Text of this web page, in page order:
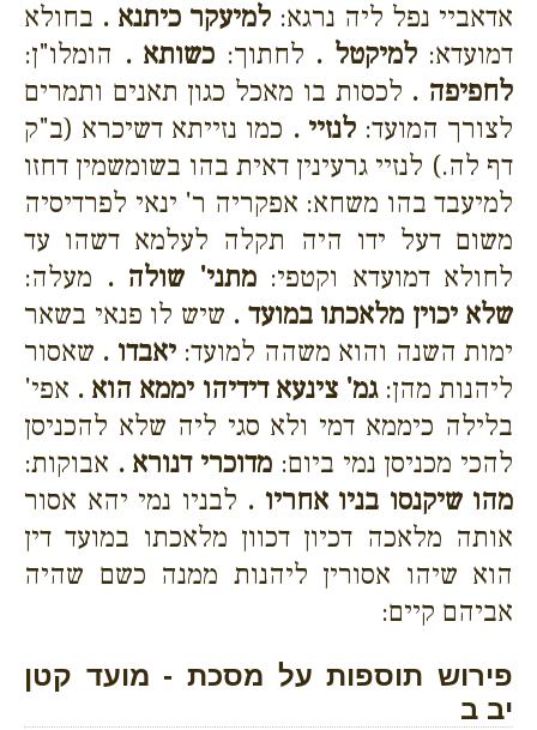
אדאביי נפל ליה נרגא: למיעקר כיתנא . בחולא
דמועדא:למיקטל . לחתוך: כשותא . הומלו"ן:
לחפיפה . לכסות בו מאכל כגון תאנים ותמרים
לצורך המועד:לנזיי . כמו נזייתא דשיכרא (ב"ק
דף לה.) לנזיי גרעינין דאית בהו בשומשמין דחזו
למיעבד בהו משחא: אפקריה ר' ינאי לפרדיסיה
משום דעל ידו היה תקלה לעלמא דשהו עד
לחולא דמועדא וקטפי:מתני' שולה . מעלה:
שלא יכוין מלאכתו במועד . שיש לו פנאי בשאר
ימות השנה והוא משהה למועד:יאבדו . שאסור
ליהנות מהן:גמ' צינעא דידיהו יממא הוא . אפי'
בלילה כיממא דמי ולא סגי ליה שלא להכניסן
להכי מכניסן נמי ביום: מדוכרי דנורא . אבוקות:
מהו שיקנסו בניו אחריו . לבניו נמי יהא אסור
אותה מלאכה דכיון דכוון מלאכתו במועד דין
הוא שיהו אסורין ליהנות ממנה כשם שהיה
אביהם קיים:
פירוש תוספות על מסכת - מועד קטן
יב ב